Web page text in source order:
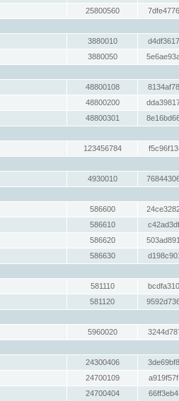
25800560
3880010
3880050
48800108
48800200
48800301
123456784
4930010
586600
586610
586620
586630
581110
581120
5960020
24300406
24700109
24700404